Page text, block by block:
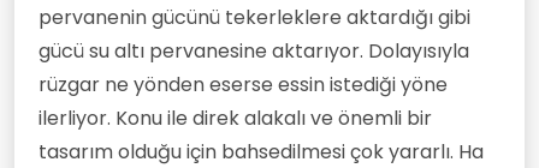
pervanenin gücünü tekerleklere aktardığı gibi
gücü su altı pervanesine aktarıyor. Dolayısıyla
rüzgar ne yönden eserse essin istediği yöne
ilerliyor. Konu ile direk alakalı ve önemli bir
tasarım olduğu için bahsedilmesi çok yararlı. Ha